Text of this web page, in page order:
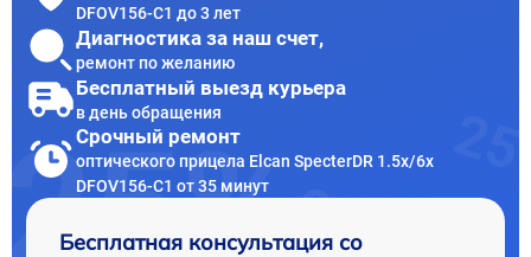
DFOV156-C1 до 3 лет
Диагностика за наш счет,
ремонт по желанию
Бесплатный выезд курьера
в день обращения
Срочный ремонт
оптического прицела Elcan SpecterDR 1.5x/6x
DFOV156-C1 от 35 минут
Бесплатная консультация со